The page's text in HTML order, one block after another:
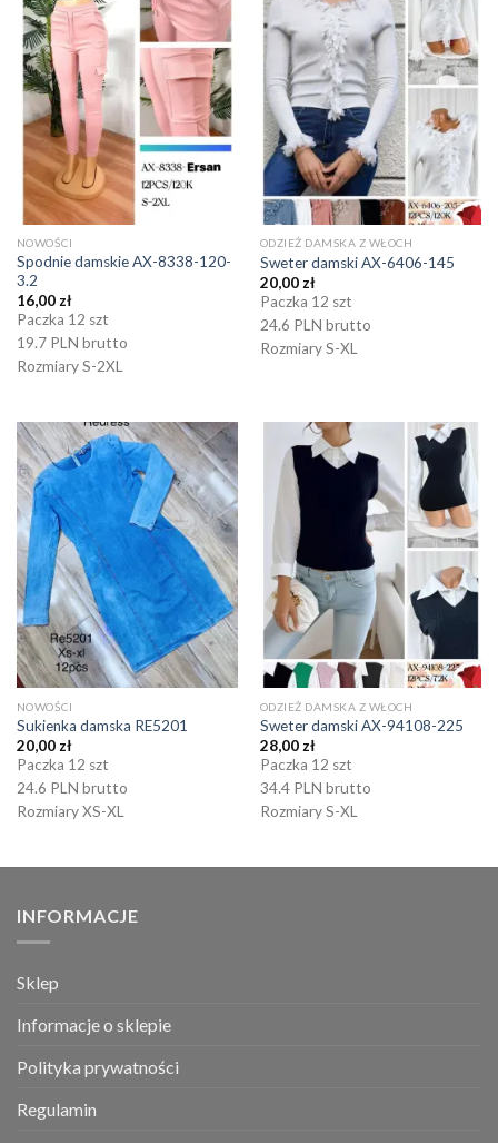
NOWOŚCI
Spodnie damskie AX-8338-120-
3.2
16,00zł
Paczka 12 szt
19.7 PLN brutto
Rozmiary S-2XL
ODZIEŻ DAMSKA Z WŁOCH
Sweter damski AX-6406-145
20,00 zł
Paczka 12 szt
24.6 PLN brutto
Rozmiary S-XL
NOWOŚCI
Sukienka damska RE5201
20,00zł
Paczka 12 szt
24.6 PLN brutto
Rozmiary XS-XL
ODZIEŻ DAMSKA Z WŁOCH
Sweter damski AX-94108-225
28,00zł
Paczka 12 szt
34.4 PLN brutto
Rozmiary S-XL
INFORMACJE
Sklep
Informacje o sklepie
Polityka prywatności
Regulamin